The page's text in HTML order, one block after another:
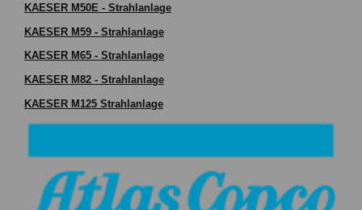
KAESER M50E - Strahlanlage
KAESER M59 - Strahlanlage
KAESER M65 - Strahlanlage
KAESER M82 - Strahlanlage
KAESER M125 Strahlanlage